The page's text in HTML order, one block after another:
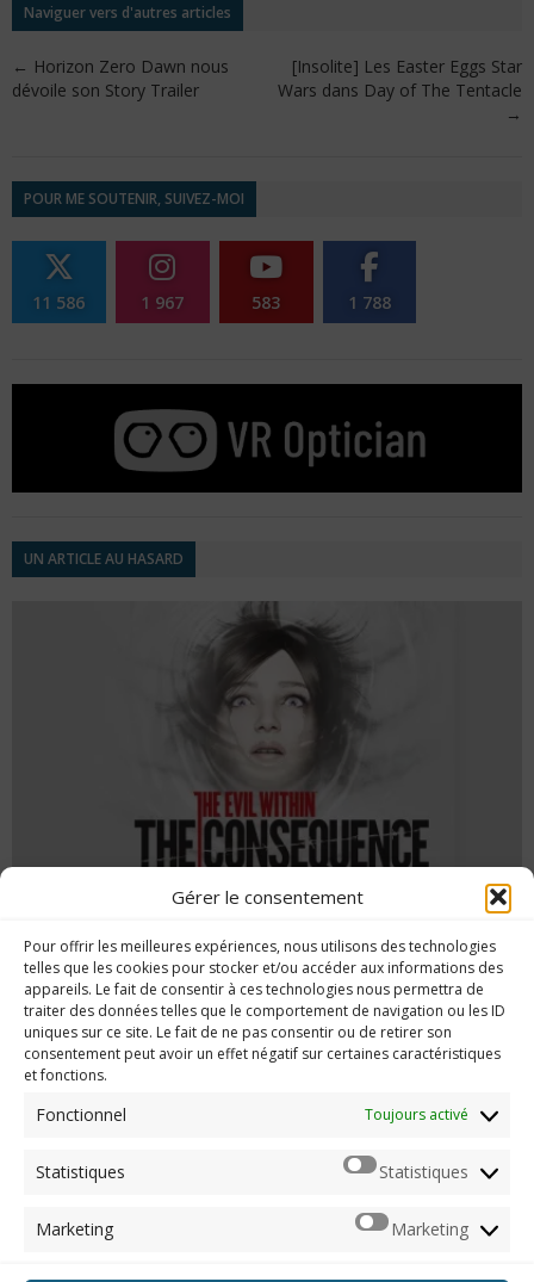
Gérer le consentement
Pour offrir les meilleures expériences, nous utilisons des technologies
telles que les cookies pour stocker et/ou accéder aux informations des
appareils. Le fait de consentir à ces technologies nous permettra de
traiter des données telles que le comportement de navigation ou les ID
uniques sur ce site. Le fait de ne pas consentir ou de retirer son
consentement peut avoir un effet négatif sur certaines caractéristiques
et fonctions.
Fonctionnel Toujours activé
Statistiques Statistiques
Marketing Marketing
Naviguer vers d'autres articles
← Horizon Zero Dawn nous
dévoile son Story Trailer
[Insolite] Les Easter Eggs Star
Wars dans Day of The Tentacle
→
POUR ME SOUTENIR, SUIVEZ-MOI
11 586 1 967 583 1 788
UN ARTICLE AU HASARD
de Juli Kidman
Imerod.fr est un site traitant de l'univers du jeu vidéo. Toute
reproduction partielle ou complète sans autorisation préalable
Mentions légales
Qui suis-je ?